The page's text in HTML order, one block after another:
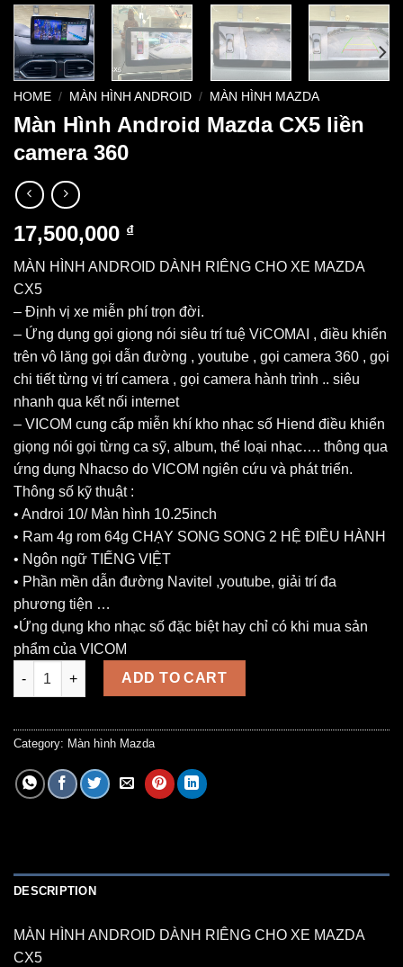
HOME / MÀN HÌNH ANDROID / MÀN HÌNH MAZDA
Màn Hình Android Mazda CX5 liền
camera 360
17,500,000 ₫
MÀN HÌNH ANDROID DÀNH RIÊNG CHO XE MAZDA
CX5
– Định vị xe miễn phí trọn đời.
– Ứng dụng gọi giọng nói siêu trí tuệ ViCOMAI , điều khiển
trên vô lăng gọi dẫn đường , youtube , gọi camera 360 , gọi
chi tiết từng vị trí camera , gọi camera hành trình .. siêu
nhanh qua kết nối internet
– VICOM cung cấp miễn khí kho nhạc số Hiend điều khiển
giọng nói gọi từng ca sỹ, album, thể loại nhạc…. thông qua
ứng dụng Nhacso do VICOM ngiên cứu và phát triển.
Thông số kỹ thuật :
• Androi 10/ Màn hình 10.25inch
• Ram 4g rom 64g CHẠY SONG SONG 2 HỆ ĐIỀU HÀNH
• Ngôn ngữ TIẾNG VIỆT
• Phần mền dẫn đường Navitel ,youtube, giải trí đa
phương tiện …
•Ứng dụng kho nhạc số đặc biệt hay chỉ có khi mua sản
phẩm của VICOM
Màn Hình Android Mazda CX5 liền camera 360 quantity
ADD TO CART
Category: Màn hình Mazda
DESCRIPTION
MÀN HÌNH ANDROID DÀNH RIÊNG CHO XE MAZDA
CX5